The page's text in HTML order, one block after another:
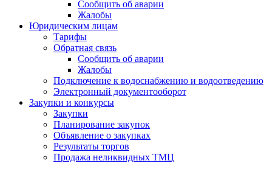
Сообщить об аварии
Жалобы
Юридическим лицам
Тарифы
Обратная связь
Сообщить об аварии
Жалобы
Подключение к водоснабжению и водоотведению
Электронный документооборот
Закупки и конкурсы
Закупки
Планирование закупок
Объявление о закупках
Результаты торгов
Продажа неликвидных ТМЦ